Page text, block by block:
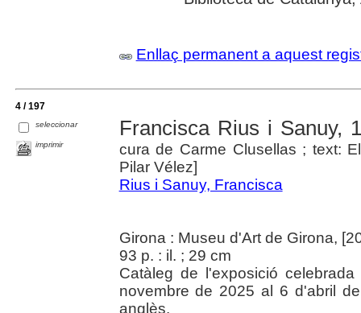
Enllaç permanent a aquest
4 / 197
seleccionar
imprimir
Francisca Rius i Sanuy,
cura de Carme Clusellas ; text:
Pilar Vélez]
Rius i Sanuy, Francisca
Girona : Museu d'Art de Girona,
93 p. : il. ; 29 cm
Catàleg de l'exposició
novembre de 2025 al 6 d'abril
anglès.